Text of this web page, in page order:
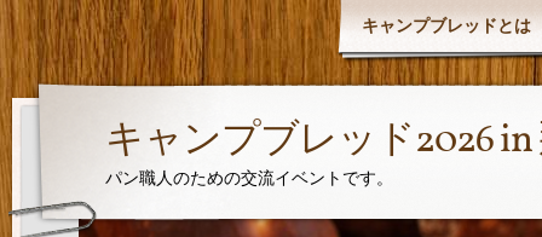
キャンプブレッドとは
キャンプブレッド2026
パン職人のための交流イベントです。